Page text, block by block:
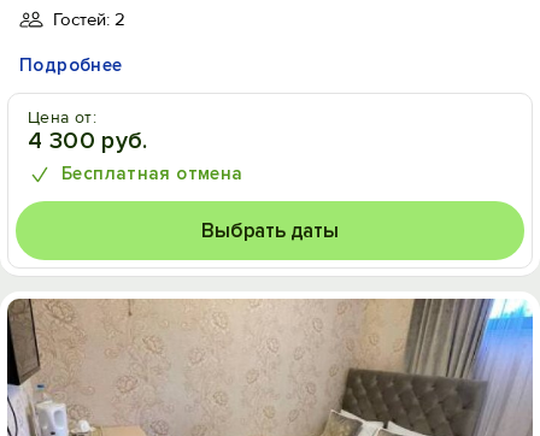
Гостей: 2
Подробнее
Цена от:
4 300 руб.
Бесплатная отмена
Выбрать даты